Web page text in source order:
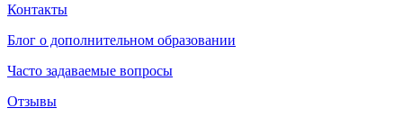
Контакты
Блог о дополнительном образовании
Часто задаваемые вопросы
Отзывы